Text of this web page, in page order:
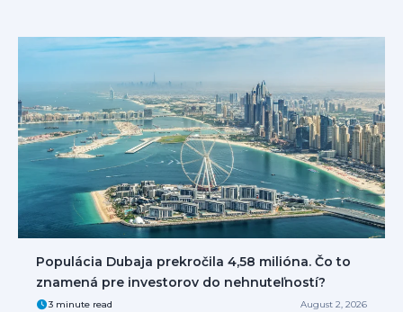
Populácia Dubaja prekročila 4,58 milióna. Čo to
znamená pre investorov do nehnuteľností?
3 minute read August 2, 2026